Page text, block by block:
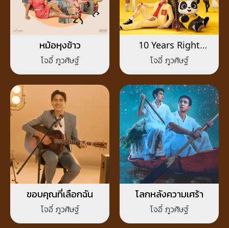
หม้อหุงข้าว
โจอี้ ภูวศิษฐ์
10 Years Right
Beside You
โจอี้ ภูวศิษฐ์
ขอบคุณที่เลือกฉัน
โจอี้ ภูวศิษฐ์
โลกหลังความเศร้า
โจอี้ ภูวศิษฐ์